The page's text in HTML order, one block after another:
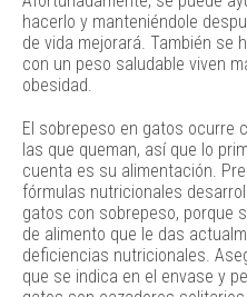
hacerlo y manteniéndole
de vida mejorará. También se
con un peso saludable viven
obesidad.
El sobrepeso en gatos ocurre
las que queman, así que lo
cuenta es su alimentación.
fórmulas nutricionales
gatos con sobrepeso, porque
de alimento que le das
deficiencias nutricionales.
que se indica en el envase y